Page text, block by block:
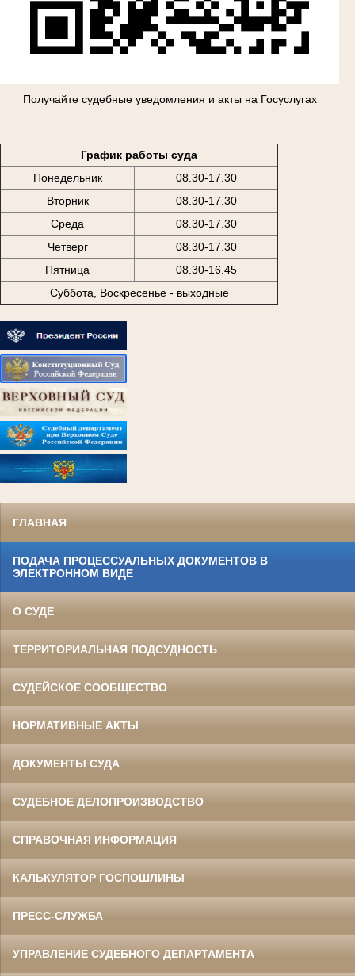
Получайте судебные уведомления и акты на Госуслугах
График работы суда
Понедельник
08.30-17.30
Вторник
08.30-17.30
Среда
08.30-17.30
Четверг
08.30-17.30
Пятница
08.30-16.45
Суббота, Воскресенье - выходные
.
ГЛАВНАЯ
ПОДАЧА ПРОЦЕССУАЛЬНЫХ ДОКУМЕНТОВ В
ЭЛЕКТРОННОМ ВИДЕ
О СУДЕ
ТЕРРИТОРИАЛЬНАЯ ПОДСУДНОСТЬ
СУДЕЙСКОЕ СООБЩЕСТВО
НОРМАТИВНЫЕ АКТЫ
ДОКУМЕНТЫ СУДА
СУДЕБНОЕ ДЕЛОПРОИЗВОДСТВО
СПРАВОЧНАЯ ИНФОРМАЦИЯ
КАЛЬКУЛЯТОР ГОСПОШЛИНЫ
ПРЕСС-СЛУЖБА
УПРАВЛЕНИЕ СУДЕБНОГО ДЕПАРТАМЕНТА